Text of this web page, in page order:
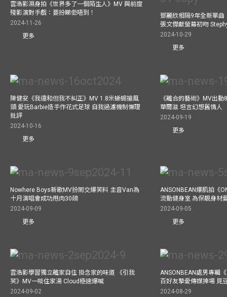
雲浩影濕身拍《世界多了一個陌生人》MV 與前度
殘影演對手戲：要扮睇佢唔到！
2024-11-26
更多
鄧麗欣相隔9年全新單曲
張文傑獻螢幕初吻
2024-10-29
更多
陳健安《我違和但我不糾正》MV 1.8米蜥蜴搶風
頭 愛玩Barbie造手作花式足球 自我過濾機制懶理
批評
2024-10-16
更多
《離合的藝術》MV出
華爾滋 坦言幻想舊情人
2024-09-19
更多
Nowhere Boys新歌MV扮鬧交爆笑料 主音Van為
十月演唱會成功甩肉30磅
2024-09-09
更多
ANSONBEAN爆肌拍《
流動健身室 為保靚身材
2024-09-05
更多
雲浩影學習獨立離家自住 掛念家的味道 《引我
笑》MV一啖住家湯 Cloud極速爆喊
2024-09-02
ANSONBEAN處男專輯
百好友摯愛傳媒捧場 見
2024-08-29